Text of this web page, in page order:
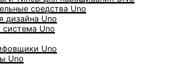
средства Uno
дизайна Uno
система Uno
Uno
Uno